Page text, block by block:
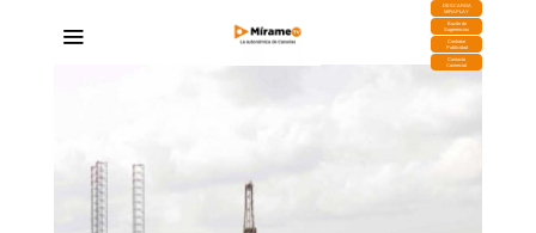
DESCARGA
MIRAPLAY
Buzón de
Sugerencias
Contratar
Publicidad
Contacto
Comercial